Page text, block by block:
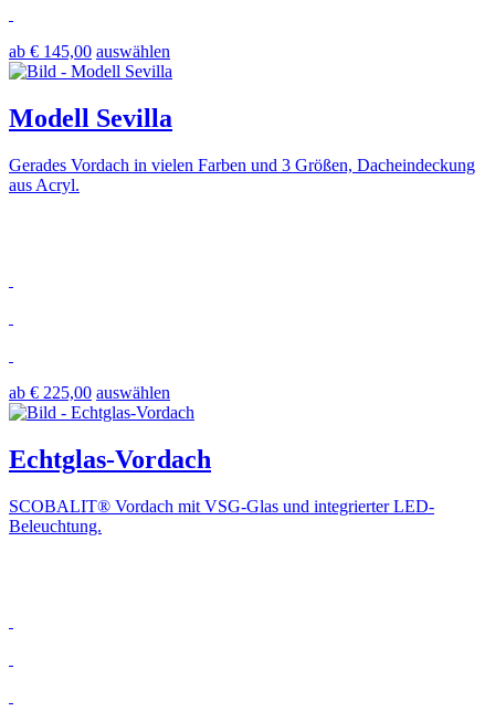
ab € 145,00 auswählen
Modell Sevilla
Gerades Vordach in vielen Farben und 3 Größen, Dacheindeckung
aus Acryl.
ab € 225,00 auswählen
Echtglas-Vordach
SCOBALIT® Vordach mit VSG-Glas und integrierter LED-
Beleuchtung.